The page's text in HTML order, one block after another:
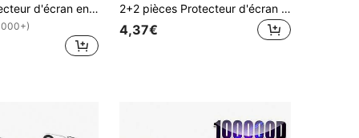
3 pièces Protecteur d'écran en verre trempé pleine protection de la vie privée avec bordure noire, film de protection d'écran anti-espionnage plein écran compatible avec 16/16 Plus/16 Pro/16 Pro Max/15/15Plus/15Pro/15Promax. Cadeau pour l'anniversaire, la famille, les amis. Protecteur d'écran de téléphone, accessoires de téléphone, résistant à l'eau, aux chocs, aux chutes, aux rayures et aux traces de doigts. 2+2 pièces Protecteur d'écran en verre trempé + Protecteur d'objectif de caméra compatible avec Samsung Galaxy Z Flip 7, 2 pièces Protecteur d'écran + 2 pièces Protecteur d'objectif de caméra
4,37€